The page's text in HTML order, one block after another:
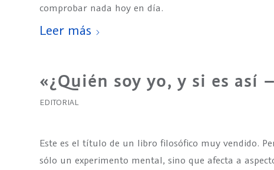
comprobar nada hoy en día.
Leer más
«¿Quién soy yo, y si es así
EDITORIAL
Este es el título de un libro filosófico muy vendido.
sólo un experimento mental, sino que afecta a